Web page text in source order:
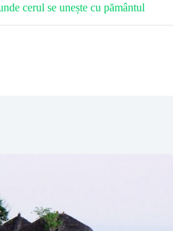
cerul se unește cu pământul